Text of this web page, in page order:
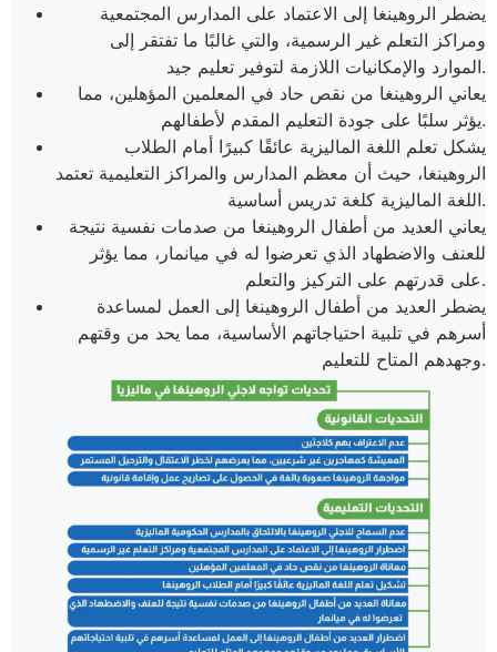
يضطر الروهينغا إلى الاعتماد على المدارس المجتمعية
ومراكز التعلم غير الرسمية، والتي غالبًا ما تفتقر إلى
الموارد والإمكانيات اللازمة لتوفير تعليم جيد.
يعاني الروهينغا من نقص حاد في المعلمين المؤهلين، مما
يؤثر سلبًا على جودة التعليم المقدم لأطفالهم.
يشكل تعلم اللغة الماليزية عائقًا كبيرًا أمام الطلاب
الروهينغا، حيث أن معظم المدارس والمراكز التعليمية تعتمد
اللغة الماليزية كلغة تدريس أساسية.
يعاني العديد من أطفال الروهينغا من صدمات نفسية نتيجة
للعنف والاضطهاد الذي تعرضوا له في ميانمار، مما يؤثر
على قدرتهم على التركيز والتعلم.
يضطر العديد من أطفال الروهينغا إلى العمل لمساعدة
أسرهم في تلبية احتياجاتهم الأساسية، مما يحد من وقتهم
وجهدهم المتاح للتعليم.